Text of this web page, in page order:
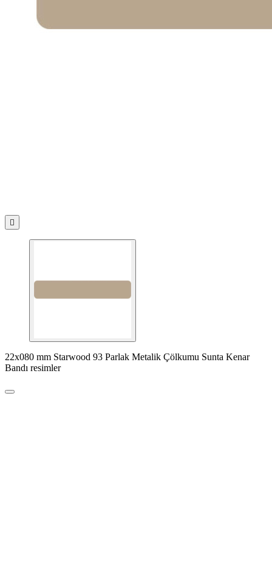

22x080 mm Starwood 93 Parlak Metalik Çölkumu Sunta Kenar
Bandı resimler